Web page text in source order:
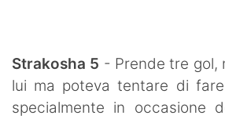
Strakosha 5 - Prende tre gol,
lui ma poteva tentare di
specialmente in occasione